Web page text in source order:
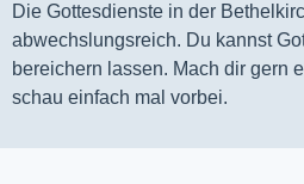
Die Gottesdienste in der
abwechslungsreich. Du kannst
bereichern lassen. Mach dir gern
schau einfach mal vorbei.